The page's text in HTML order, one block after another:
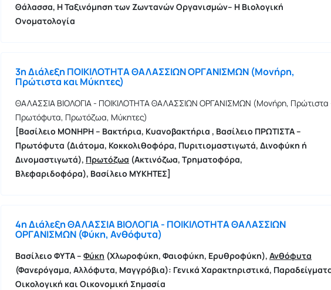
Θάλασσα, Η Ταξινόμηση των Ζωντανών Οργανισμών– Η Βιολογική
Ονοματολογία
3η Διάλεξη ΠΟΙΚΙΛΟΤΗΤΑ ΘΑΛΑΣΣΙΩΝ ΟΡΓΑΝΙΣΜΩΝ (Μονήρη,
Πρώτιστα και Μύκητες)
ΘΑΛΑΣΣΙΑ ΒΙΟΛΟΓΙΑ - ΠΟΙΚΙΛΟΤΗΤΑ ΘΑΛΑΣΣΙΩΝ ΟΡΓΑΝΙΣΜΩΝ (Μονήρη, Πρώτιστα
Πρωτόφυτα, Πρωτόζωα, Μύκητες)
[Βασίλειο ΜΟΝΗΡΗ – Βακτήρια, Κυανοβακτήρια , Βασίλειο ΠΡΩΤΙΣΤΑ –
Πρωτόφυτα (Διάτομα, Κοκκολιθοφόρα, Πυριτιομαστιγωτά, Δινοφύκη ή
Δινομαστιγωτά), Πρωτόζωα (Ακτινόζωα, Τρηματοφόρα,
Βλεφαριδοφόρα), Βασίλειο ΜΥΚΗΤΕΣ]
4η Διάλεξη ΘΑΛΑΣΣΙΑ ΒΙΟΛΟΓΙΑ - ΠΟΙΚΙΛΟΤΗΤΑ ΘΑΛΑΣΣΙΩΝ
ΟΡΓΑΝΙΣΜΩΝ (Φύκη, Ανθόφυτα)
Βασίλειο ΦΥΤΑ – Φύκη (Χλωροφύκη, Φαιοφύκη, Ερυθροφύκη), Ανθόφυτα
(Φανερόγαμα, Αλλόφυτα, Μαγγρόβια): Γενικά Χαρακτηριστικά,
Οικολογική και Οικονομική Σημασία